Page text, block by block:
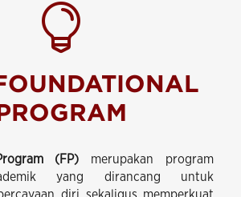

(FP) merupakan program
yang dirancang untuk